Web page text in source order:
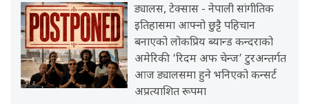
ड्यालस, टेक्सास - नेपाली सांगीतिक
इतिहासमा आफ्नो छुट्टै पहिचान
बनाएको लोकप्रिय ब्यान्ड कन्दराको
अमेरिकी ‘रिदम अफ चेन्ज’ टुरअन्तर्गत
आज ड्यालसमा हुने भनिएको कन्सर्ट
अप्रत्याशित रूपमा